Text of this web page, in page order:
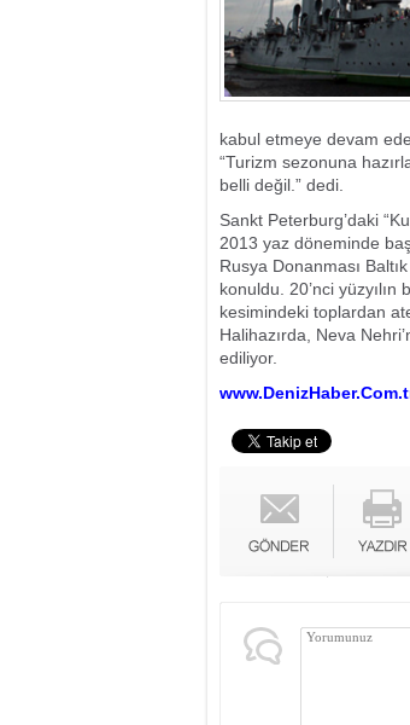
kabul etmeye devam
“Turizm sezonuna
belli değil.” dedi.
Sankt Peterburg’daki
2013 yaz döneminde
Rusya Donanması
konuldu. 20’nci
kesimindeki toplardan
Halihazırda, Neva
ediliyor.